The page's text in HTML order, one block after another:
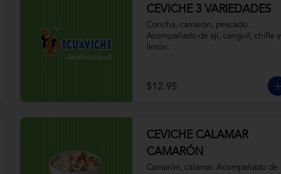
CEVICHE 3 VARIEDADES
Concha, camarón, pescado.
Acompañado de ají, canguil, chifle y
limón.
$12.95
CEVICHE CALAMAR
CAMARÓN
Camarón, calamar. Acompañado de